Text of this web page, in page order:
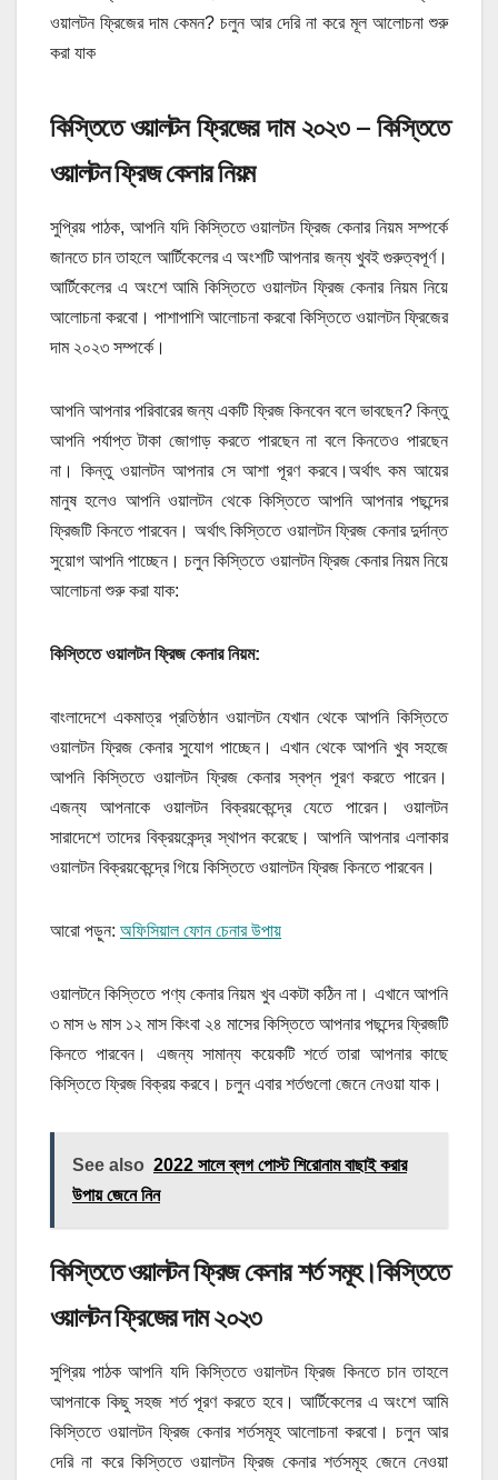
ওয়ালটন ফ্রিজের দাম কেমন? চলুন আর দেরি না করে মূল আলোচনা শুরু
করা যাক
কিস্তিতে ওয়ালটন ফ্রিজের দাম ২০২৩ – কিস্তিতে
ওয়ালটন ফ্রিজ কেনার নিয়ম
সুপ্রিয় পাঠক, আপনি যদি কিস্তিতে ওয়ালটন ফ্রিজ কেনার নিয়ম সম্পর্কে
জানতে চান তাহলে আর্টিকেলের এ অংশটি আপনার জন্য খুবই গুরুত্বপূর্ণ।
আর্টিকেলের এ অংশে আমি কিস্তিতে ওয়ালটন ফ্রিজ কেনার নিয়ম নিয়ে
আলোচনা করবো। পাশাপাশি আলোচনা করবো কিস্তিতে ওয়ালটন ফ্রিজের
দাম ২০২৩ সম্পর্কে।
আপনি আপনার পরিবারের জন্য একটি ফ্রিজ কিনবেন বলে ভাবছেন? কিন্তু
আপনি পর্যাপ্ত টাকা জোগাড় করতে পারছেন না বলে কিনতেও পারছেন
না। কিন্তু ওয়ালটন আপনার সে আশা পূরণ করবে।অর্থাৎ কম আয়ের
মানুষ হলেও আপনি ওয়ালটন থেকে কিস্তিতে আপনি আপনার পছন্দের
ফ্রিজটি কিনতে পারবেন। অর্থাৎ কিস্তিতে ওয়ালটন ফ্রিজ কেনার দুর্দান্ত
সুয়োগ আপনি পাচ্ছেন। চলুন কিস্তিতে ওয়ালটন ফ্রিজ কেনার নিয়ম নিয়ে
আলোচনা শুরু করা যাক:
কিস্তিতে ওয়ালটন ফ্রিজ কেনার নিয়ম:
বাংলাদেশে একমাত্র প্রতিষ্ঠান ওয়ালটন যেখান থেকে আপনি কিস্তিতে
ওয়ালটন ফ্রিজ কেনার সুযোগ পাচ্ছেন। এখান থেকে আপনি খুব সহজে
আপনি কিস্তিতে ওয়ালটন ফ্রিজ কেনার স্বপ্ন পূরণ করতে পারেন।
এজন্য আপনাকে ওয়ালটন বিক্রয়কেন্দ্রে যেতে পারেন। ওয়ালটন
সারাদেশে তাদের বিক্রয়কেন্দ্র স্থাপন করেছে। আপনি আপনার এলাকার
ওয়ালটন বিক্রয়কেন্দ্রে গিয়ে কিস্তিতে ওয়ালটন ফ্রিজ কিনতে পারবেন।
আরো পড়ুন: অফিসিয়াল ফোন চেনার উপায়
ওয়ালটনে কিস্তিতে পণ্য কেনার নিয়ম খুব একটা কঠিন না। এখানে আপনি
৩ মাস ৬ মাস ১২ মাস কিংবা ২৪ মাসের কিস্তিতে আপনার পছন্দের ফ্রিজটি
কিনতে পারবেন। এজন্য সামান্য কয়েকটি শর্তে তারা আপনার কাছে
কিস্তিতে ফ্রিজ বিক্রয় করবে। চলুন এবার শর্তগুলো জেনে নেওয়া যাক।
See also 2022 সালে ব্লগ পোস্ট শিরোনাম বাছাই করার
উপায় জেনে নিন
কিস্তিতে ওয়ালটন ফ্রিজ কেনার শর্ত সমূহ।কিস্তিতে
ওয়ালটন ফ্রিজের দাম ২০২৩
সুপ্রিয় পাঠক আপনি যদি কিস্তিতে ওয়ালটন ফ্রিজ কিনতে চান তাহলে
আপনাকে কিছু সহজ শর্ত পূরণ করতে হবে। আর্টিকেলের এ অংশে আমি
কিস্তিতে ওয়ালটন ফ্রিজ কেনার শর্তসমূহ আলোচনা করবো। চলুন আর
দেরি না করে কিস্তিতে ওয়ালটন ফ্রিজ কেনার শর্তসমূহ জেনে নেওয়া